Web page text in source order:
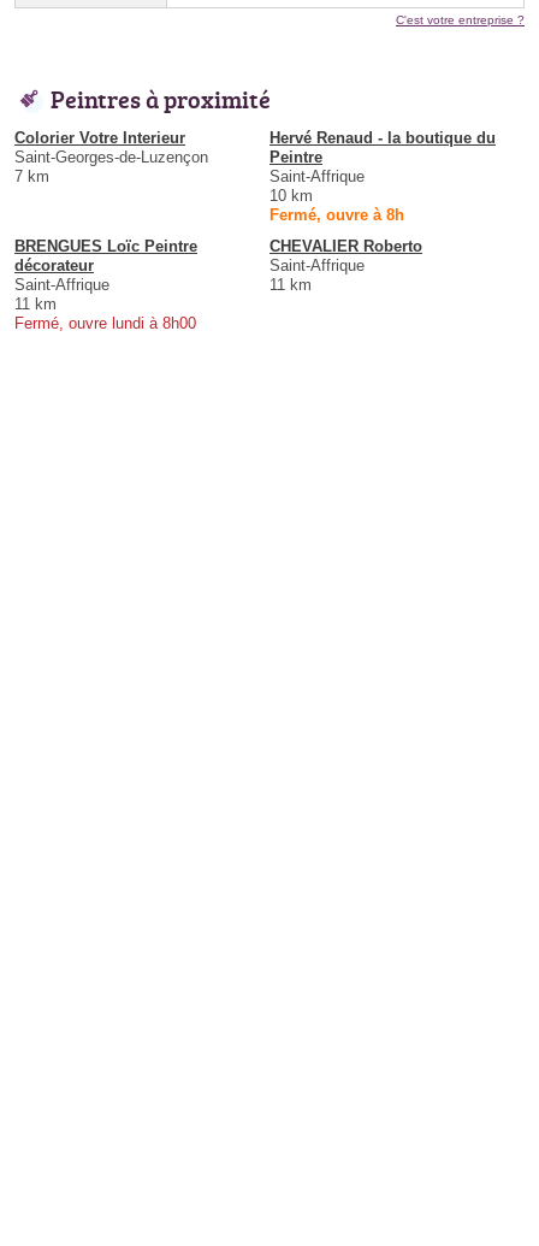
C'est votre entreprise ?
Peintres à proximité
Colorier Votre Interieur
Saint-Georges-de-Luzençon
7 km
Hervé Renaud - la boutique du
Peintre
Saint-Affrique
10 km
Fermé, ouvre à 8h
BRENGUES Loïc Peintre
décorateur
Saint-Affrique
11 km
Fermé, ouvre lundi à 8h00
CHEVALIER Roberto
Saint-Affrique
11 km